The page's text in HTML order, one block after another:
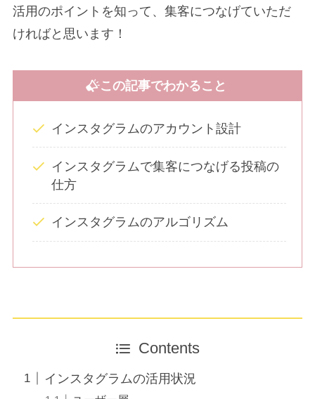
活用のポイントを知って、集客につなげていただ
ければと思います！
この記事でわかること
インスタグラムのアカウント設計
インスタグラムで集客につなげる投稿の
仕方
インスタグラムのアルゴリズム
Contents
インスタグラムの活用状況